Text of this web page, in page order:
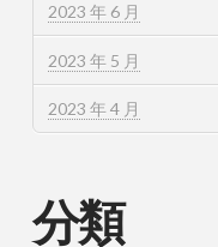
2023 年 6 月
2023 年 5 月
2023 年 4 月
分類